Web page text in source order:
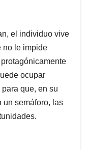
el individuo vive
no le impide
ocupar
que, en su
un semáforo, las